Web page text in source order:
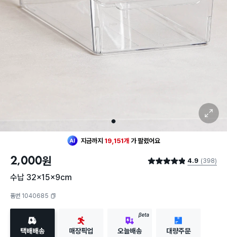
1
확대 보기
지금까지 19,151개 가팔렸어요
2,000원 별점 4.9점 4.9 (398)
수납 32x15x9cm
품번 1040685
택배배송 매장픽업
BETA
오늘배송
대량주문